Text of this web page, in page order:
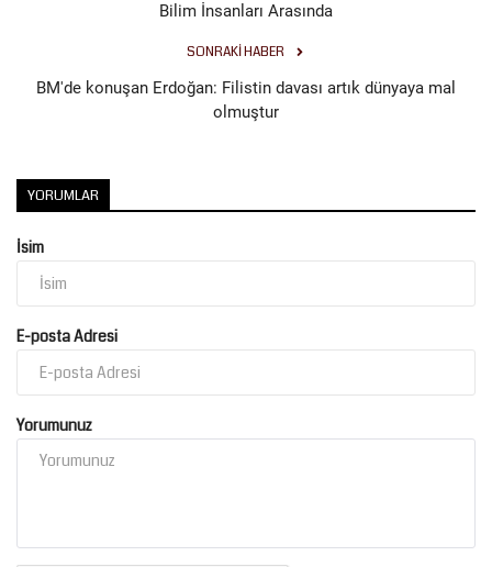
Bilim İnsanları Arasında
SONRAKI HABER
BM'de konuşan Erdoğan: Filistin davası artık dünyaya mal
olmuştur
YORUMLAR
İsim
E-posta Adresi
Yorumunuz